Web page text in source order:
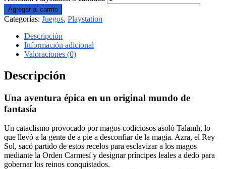
Agregar al carrito
Categorías: Juegos, Playstation
Descripción
Información adicional
Valoraciones (0)
Descripción
Una aventura épica en un original mundo de
fantasía
Un cataclismo provocado por magos codiciosos asoló Talamh, lo
que llevó a la gente de a pie a desconfiar de la magia. Azra, el Rey
Sol, sacó partido de estos recelos para esclavizar a los magos
mediante la Orden Carmesí y designar príncipes leales a dedo para
gobernar los reinos conquistados.